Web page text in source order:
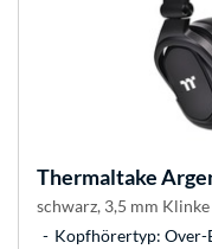
Thermaltake
schwarz, 3,5 mm Klinke
Kopfhörertyp: